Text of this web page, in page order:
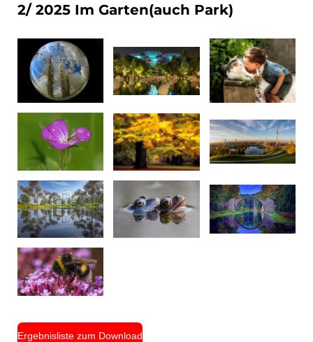
2/ 2025 Im Garten(auch Park)
Ergebnisliste zum Download